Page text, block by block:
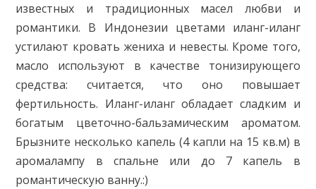
известных и традиционных масел любви и
романтики. В Индонезии цветами иланг-иланг
устилают кровать жениха и невесты. Кроме того,
масло используют в качестве тонизирующего
средства: считается, что оно повышает
фертильность. Иланг-иланг обладает сладким и
богатым цветочно-бальзамическим ароматом.
Брызните несколько капель (4 капли на 15 кв.м) в
аромалампу в спальне или до 7 капель в
романтическую ванну.:)